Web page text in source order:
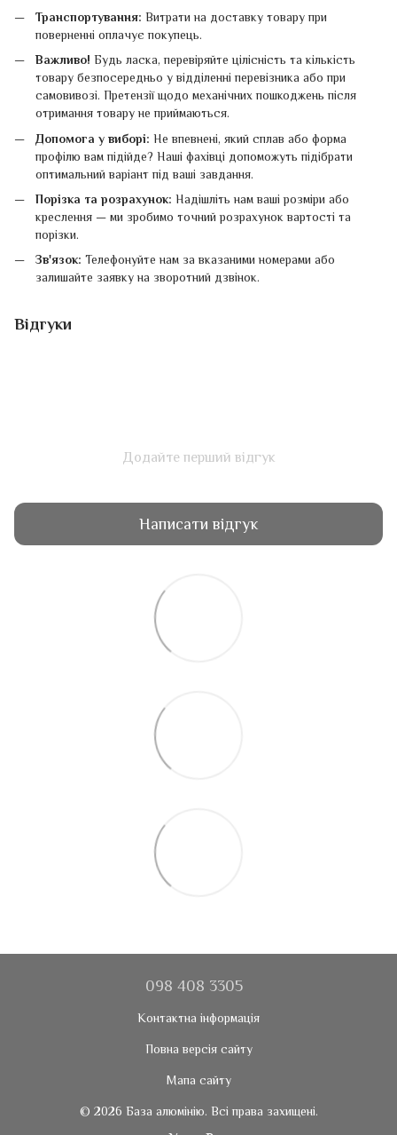
Транспортування: Витрати на доставку товару при
поверненні оплачує покупець.
Важливо! Будь ласка, перевіряйте цілісність та кількість
товару безпосередньо у відділенні перевізника або при
самовивозі. Претензії щодо механічних пошкоджень після
отримання товару не приймаються.
Допомога у виборі: Не впевнені, який сплав або форма
профілю вам підійде? Наші фахівці допоможуть підібрати
оптимальний варіант під ваші завдання.
Порізка та розрахунок: Надішліть нам ваші розміри або
креслення — ми зробимо точний розрахунок вартості та
порізки.
Зв'язок: Телефонуйте нам за вказаними номерами або
залишайте заявку на зворотний дзвінок.
Відгуки
Додайте перший відгук
Написати відгук
098 408 3305
Контактна інформація
Повна версія сайту
Мапа сайту
© 2026 База алюмінію. Всі права захищені.